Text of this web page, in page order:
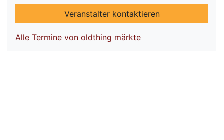
Veranstalter kontaktieren
Alle Termine von oldthing märkte